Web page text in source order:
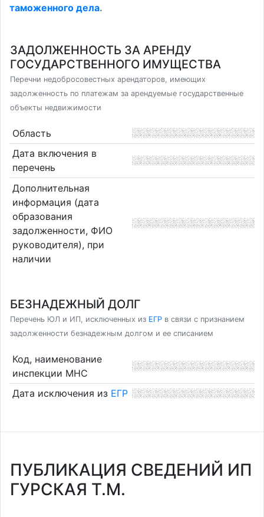
таможенного дела.
ЗАДОЛЖЕННОСТЬ ЗА АРЕНДУ
ГОСУДАРСТВЕННОГО ИМУЩЕСТВА
Перечни недобросовестных арендаторов, имеющих
задолженность по платежам за арендуемые государственные
объекты недвижимости
Область
Дата включения в
перечень
Дополнительная
информация (дата
образования
задолженности, ФИО
руководителя), при
наличии
БЕЗНАДЕЖНЫЙ ДОЛГ
Перечень ЮЛ и ИП, исключенных из ЕГР в связи с признанием
задолженности безнадежным долгом и ее списанием
Код, наименование
инспекции МНС
Дата исключения из ЕГР
ПУБЛИКАЦИЯ СВЕДЕНИЙ ИП
ГУРСКАЯ Т.М.